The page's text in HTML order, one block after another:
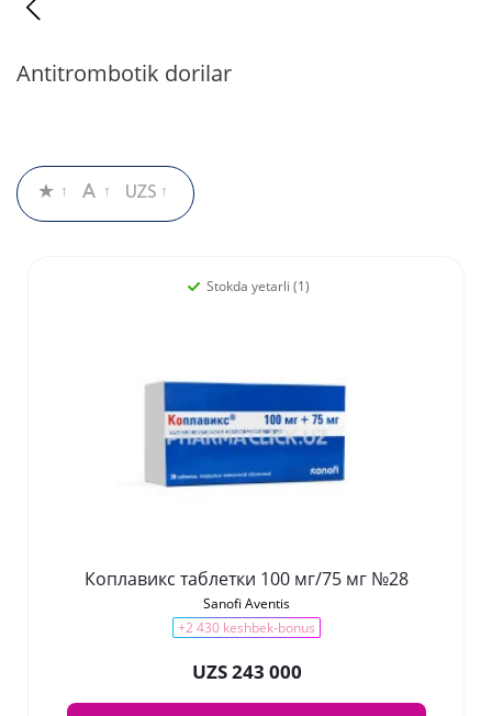
Antitrombotik dorilar
Stokda yetarli (1)
Коплавикс таблетки 100 мг/75 мг №28
Sanofi Aventis
+2 430 keshbek-bonus
UZS 243 000